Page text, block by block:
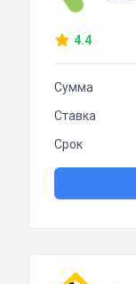
4.4
Сумма
Ставка
Срок